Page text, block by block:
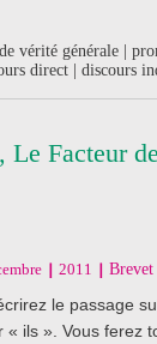
vérité générale |
direct | discours
Facteur
2011 Brevet
le passage
« ils ». Vous ferez